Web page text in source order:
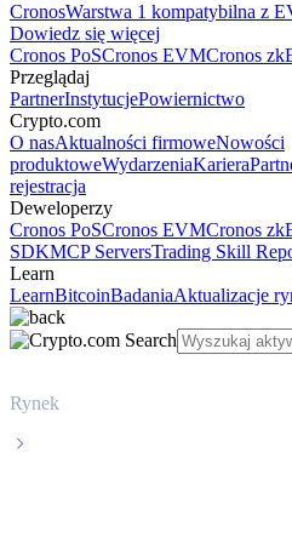
CronosWarstwa 1 kompatybilna z
Dowiedz się więcej
Cronos PoSCronos EVMCronos
Przeglądaj
PartnerInstytucjePowiernictwo
Crypto.com
O nasAktualności firmoweNowości
produktoweWydarzeniaKariera
rejestracja
Deweloperzy
Cronos PoSCronos EVMCronos
SDKMCP ServersTrading Skill
Learn
LearnBitcoinBadaniaAktualizacje
Rynek